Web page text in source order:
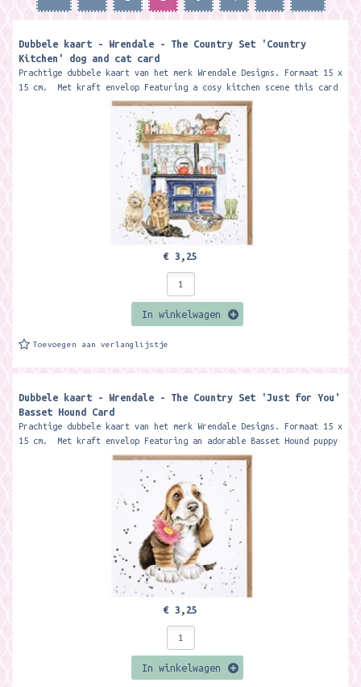
Dubbele kaart - Wrendale - The Country Set 'Country
Kitchen' dog and cat card
Prachtige dubbele kaart van het merk Wrendale Designs. Formaat 15 x
15 cm. Met kraft envelop Featuring a cosy kitchen scene this card
€ 3,25
In winkelwagen
Toevoegen aan verlanglijstje
Dubbele kaart - Wrendale - The Country Set 'Just for You'
Basset Hound Card
Prachtige dubbele kaart van het merk Wrendale Designs. Formaat 15 x
15 cm. Met kraft envelop Featuring an adorable Basset Hound puppy
€ 3,25
In winkelwagen